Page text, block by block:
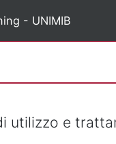
- UNIMIB
utilizzo e